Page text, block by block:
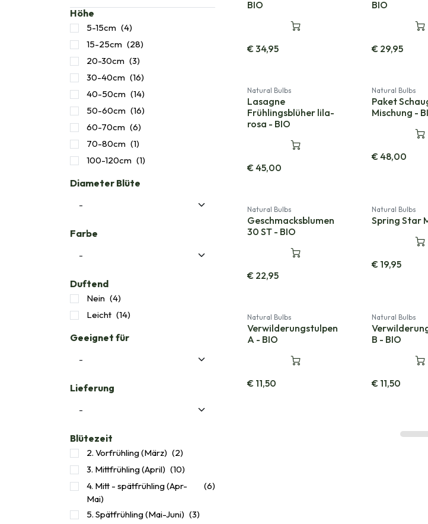
Höhe
5-15cm (4)
15-25cm (28)
20-30cm (3)
30-40cm (16)
40-50cm (14)
50-60cm (16)
60-70cm (6)
70-80cm (1)
100-120cm (1)
Diameter Blüte
Farbe
Duftend
Nein (4)
Leicht (14)
Geeignet für
Lieferung
Blütezeit
2. Vorfrühling (März) (2)
3. Mittfrühling (April) (10)
4. Mitt - spätfrühling (Apr-
Mai)
(6)
5. Spätfrühling (Mai-Juni) (3)
BIO
€34,95
BIO
€ 29,95
Natural Bulbs
Lasagne
Frühlingsblüher lila-
rosa - BIO
€45,00
Natural Bulbs
Paket
Mischung -
€48,00
Natural Bulbs
Geschmacksblumen
30 ST - BIO
€ 22,95
Natural Bulbs
Spring Star
€ 19,95
Natural Bulbs
Verwilderungstulpen
A - BIO
€ 11,50
Natural Bulbs
B - BIO
€ 11,50